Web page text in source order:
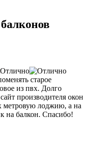
старое
из пвх. Долго
производителя окон
метровую лоджию, а на
на балкон. Спасибо!